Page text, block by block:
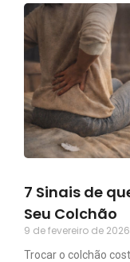
7 Sinais de
Seu Colchão
9 de fevereiro de 2026
Trocar o colchão